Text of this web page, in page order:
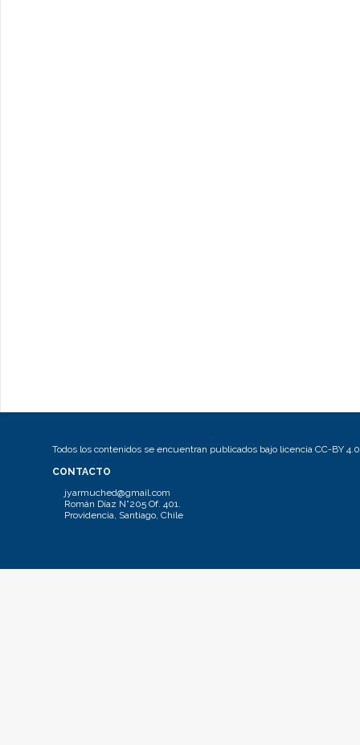
Todos los contenidos se encuentran publicados bajo licencia CC-BY 4.0
CONTACTO
jyarmuched@gmail.com
Román Díaz N°205 Of. 401.
Providencia, Santiago, Chile